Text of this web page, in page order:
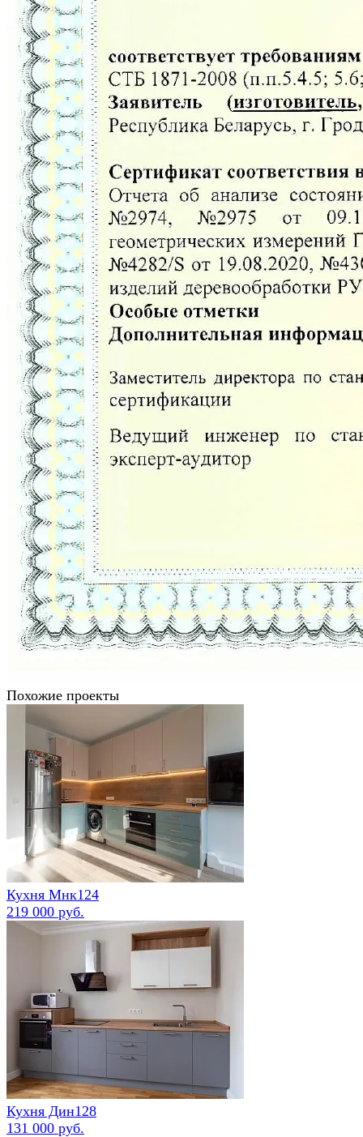
Похожие проекты
Кухня Мнк124
219 000 руб.
Кухня Дин128
131 000 руб.